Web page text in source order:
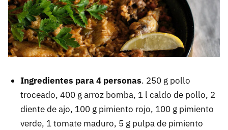
Ingredientes para 4 personas. 250 g pollo
troceado, 400 g arroz bomba, 1 l caldo de pollo, 2
diente de ajo, 100 g pimiento rojo, 100 g pimiento
verde, 1 tomate maduro, 5 g pulpa de pimiento